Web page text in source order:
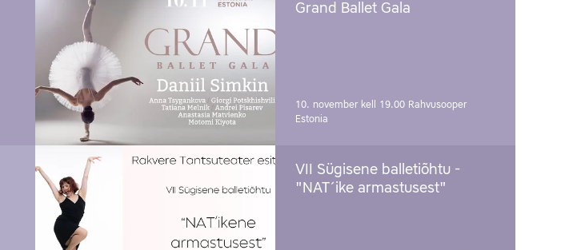
Grand Ballet Gala
10. november kell 19.00 Rahvusooper
Estonia
VII Sügisene balletiõhtu -
"NAT´ike armastusest"